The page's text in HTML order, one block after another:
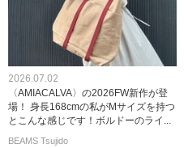
2026.07.02
〈AMIACALVA〉の2026FW新作が登
場！ 身長168cmの私がMサイズを持つ
とこんな感じです！ボルドーのライ...
BEAMS Tsujido